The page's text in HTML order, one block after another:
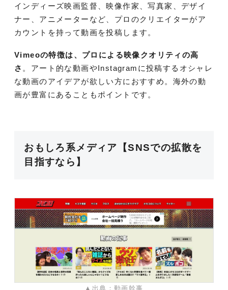
インディーズ映画監督、映像作家、写真家、デザイ
ナー、アニメーターなど、プロのクリエイターがア
カウントを持って動画を投稿します。
Vimeoの特徴は、プロによる映像クオリティの高
さ 。アート的な動画やInstagramに投稿するオシャレ
な動画のアイデアが欲しい方におすすめ。海外の動
画が豊富にあることもポイントです。
おもしろ系メディア【SNSでの拡散を
目指すなら】
▲出典：動画幹事